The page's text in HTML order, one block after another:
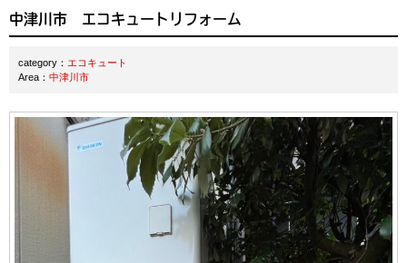
中津川市 エコキュートリフォーム
category： エコキュート
Area： 中津川市